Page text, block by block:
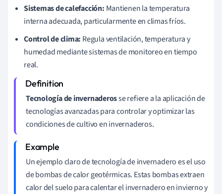
Sistemas de calefacción: Mantienen la temperatura
interna adecuada, particularmente en climas fríos.
Control de clima: Regula ventilación, temperatura y
humedad mediante sistemas de monitoreo en tiempo
real.
Tecnología de invernaderosse refiere a la aplicación de
tecnologías avanzadas para controlar y optimizar las
condiciones de cultivo en invernaderos.
Un ejemplo claro de tecnología de invernadero es el uso
de bombas de calor geotérmicas. Estas bombas extraen
calor del suelo para calentar el invernadero en invierno y